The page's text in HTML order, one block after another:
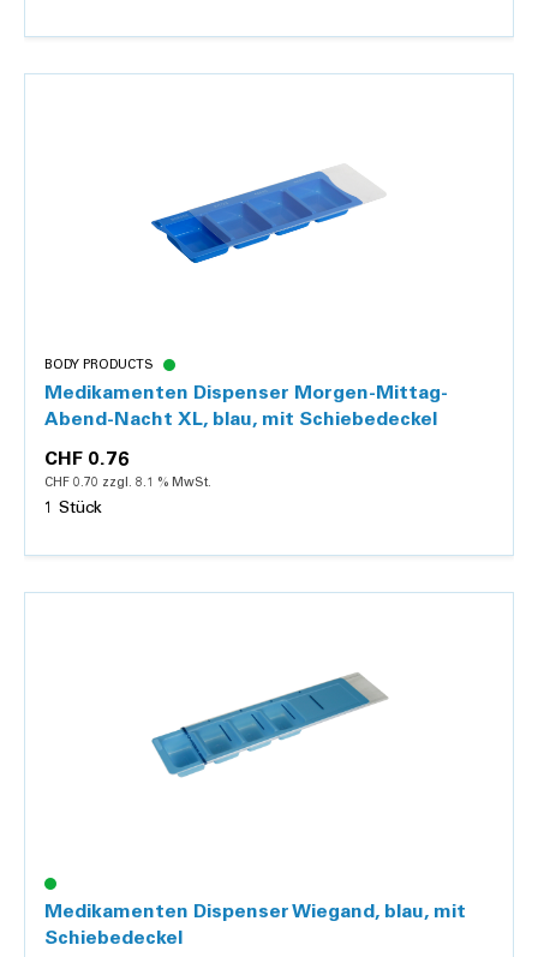
BODY PRODUCTS
Medikamenten Dispenser Morgen-Mittag-
Abend-Nacht XL, blau, mit Schiebedeckel
CHF 0.76
CHF 0.70 zzgl. 8.1 % MwSt.
1 Stück
Medikamenten Dispenser Wiegand, blau, mit
Schiebedeckel